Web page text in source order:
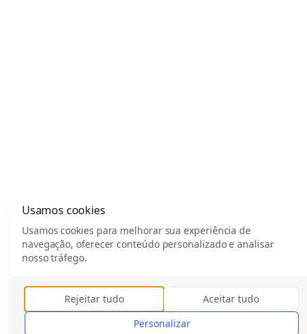
Usamos cookies
Usamos cookies para melhorar sua experiência de
navegação, oferecer conteúdo personalizado e analisar
nosso tráfego.
Rejeitar tudo
Aceitar tudo
Personalizar